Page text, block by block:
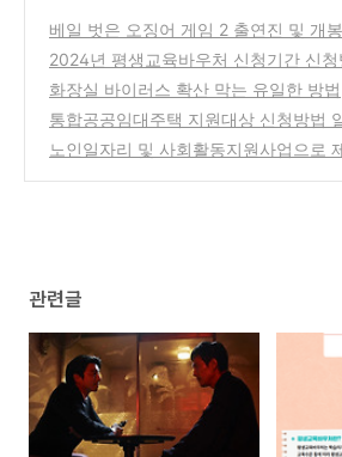
베일 벗은 오징어 게임 2 출연진 및 개
2024년 평생교육바우처 신청기간 신청
(1)
화장실 바이러스 확산 막는 유일한 방법
통합공공임대주택 지원대상 신청방법
기
(1)
노인일자리 및 사회활동지원사업으로
관련글